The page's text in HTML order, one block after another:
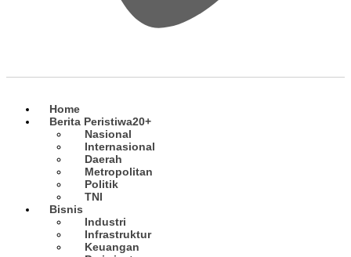
Home
Berita Peristiwa20+
Nasional
Internasional
Daerah
Metropolitan
Politik
TNI
Bisnis
Industri
Infrastruktur
Keuangan